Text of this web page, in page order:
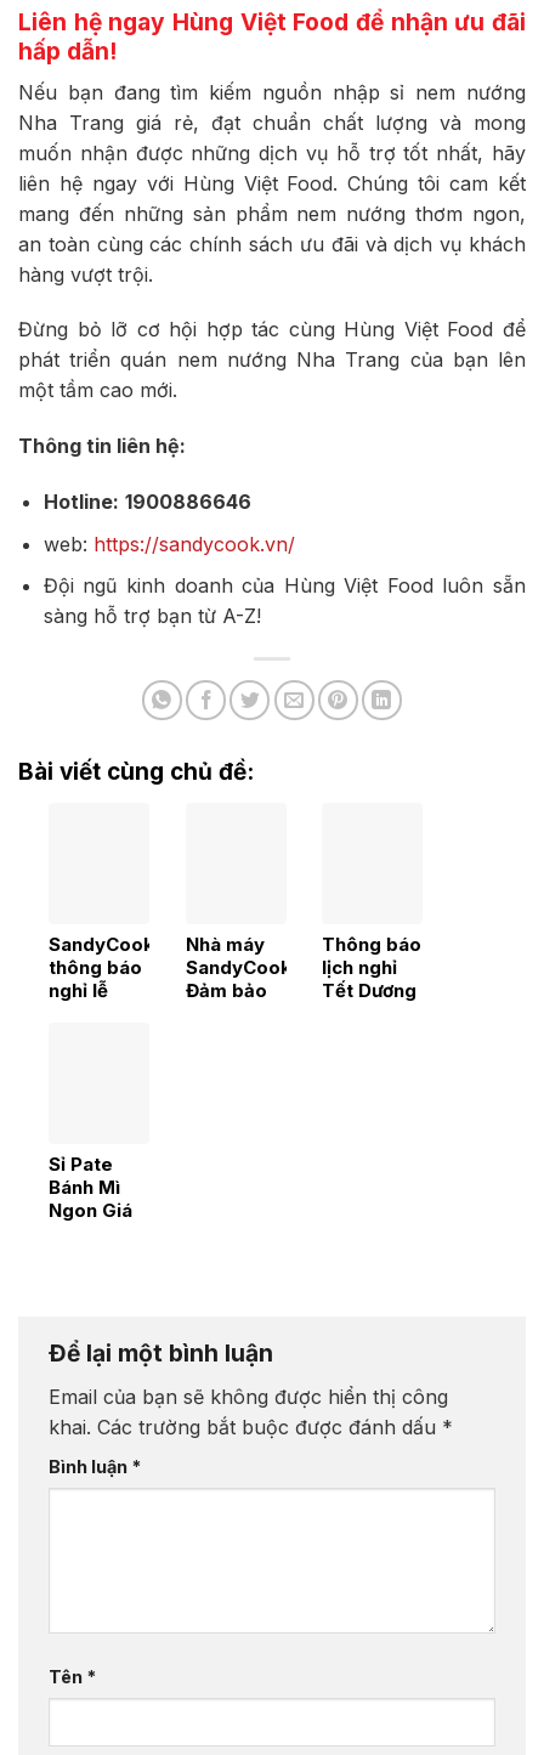
Liên hệ ngay Hùng Việt Food để nhận ưu đãi
hấp dẫn!
Nếu bạn đang tìm kiếm nguồn nhập sỉ nem nướng
Nha Trang giá rẻ, đạt chuẩn chất lượng và mong
muốn nhận được những dịch vụ hỗ trợ tốt nhất, hãy
liên hệ ngay với Hùng Việt Food. Chúng tôi cam kết
mang đến những sản phẩm nem nướng thơm ngon,
an toàn cùng các chính sách ưu đãi và dịch vụ khách
hàng vượt trội.
Đừng bỏ lỡ cơ hội hợp tác cùng Hùng Việt Food để
phát triển quán nem nướng Nha Trang của bạn lên
một tầm cao mới.
Thông tin liên hệ:
Hotline: 1900886646
web: https://sandycook.vn/
Đội ngũ kinh doanh của Hùng Việt Food luôn sẵn
sàng hỗ trợ bạn từ A-Z!
Bài viết cùng chủ đề:
SandyCook
thông báo
nghỉ lễ
Nhà máy
SandyCook-
Đảm bảo
Thông báo
lịch nghỉ
Tết Dương
Sỉ Pate
Bánh Mì
Ngon Giá
Để lại một bình luận
Email của bạn sẽ không được hiển thị công
khai. Các trường bắt buộc được đánh dấu *
Bình luận *
Tên *